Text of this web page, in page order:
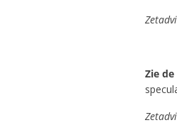
Zie